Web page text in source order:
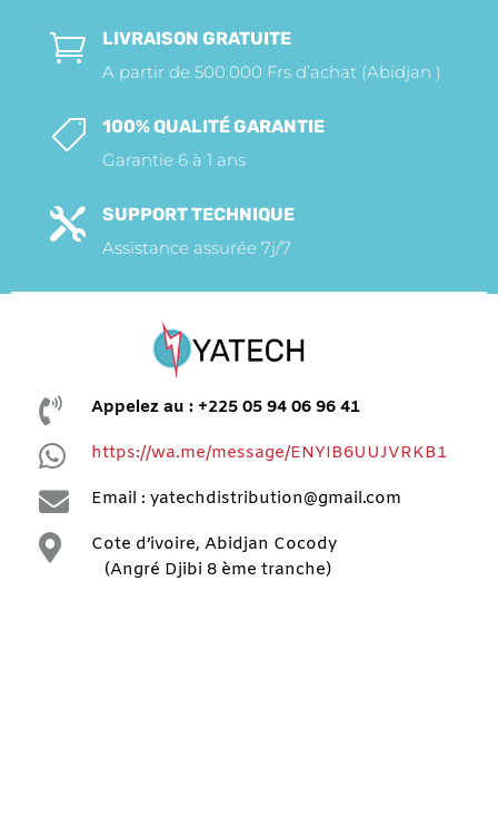

LIVRAISON GRATUITE
A partir de 500.000 Frs d’achat (Abidjan )

100% QUALITÉ GARANTIE
Garantie 6 à 1 ans

SUPPORT TECHNIQUE
Assistance assurée 7j/7
 Appelez au : +225 05 94 06 96 41
 https://wa.me/message/ENYIB6UUJVRKB1
 Email : yatechdistribution@gmail.com

Cote d’ivoire, Abidjan Cocody
(Angré Djibi 8 ème tranche)